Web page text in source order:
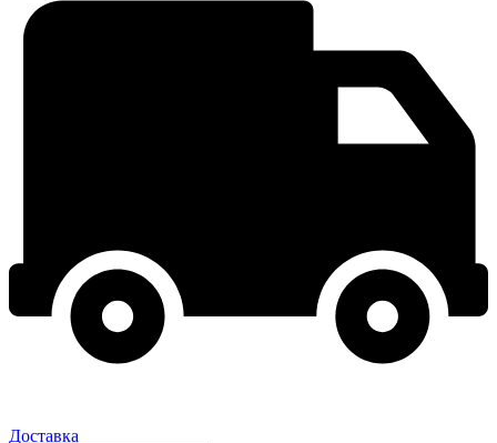
Доставка